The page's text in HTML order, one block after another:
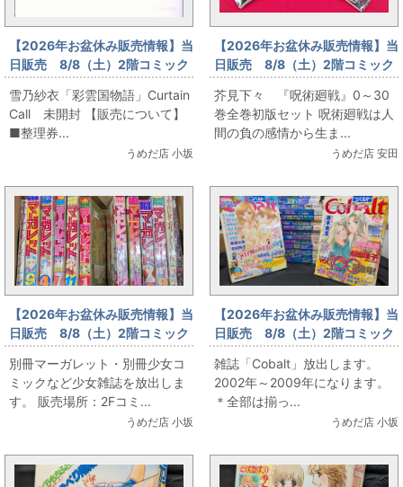
【2026年お盆休み販売情報】当
日販売 8/8（土）2階コミック
フロア 雪乃紗衣「彩雲国物
語」Curtain Call 未開封
雪乃紗衣「彩雲国物語」Curtain
Call 未開封 【販売について】
■整理券...
うめだ店 小坂
【2026年お盆休み販売情報】当
日販売 8/8（土）2階コミック
フロア 芥見下々 『呪術廻
戦』0～30巻全巻初版セット
芥見下々 『呪術廻戦』0～30
巻全巻初版セット 呪術廻戦は人
間の負の感情から生ま...
うめだ店 安田
【2026年お盆休み販売情報】当
日販売 8/8（土）2階コミック
フロア 別冊マーガレット・別
冊少女コミックなど少女雑誌放
出
別冊マーガレット・別冊少女コ
ミックなど少女雑誌を放出しま
す。 販売場所：2Fコミ...
うめだ店 小坂
【2026年お盆休み販売情報】当
日販売 8/8（土）2階コミック
フロア 雑誌「Cobalt」放出
雑誌「Cobalt」放出します。
2002年～2009年になります。
＊全部は揃っ...
うめだ店 小坂